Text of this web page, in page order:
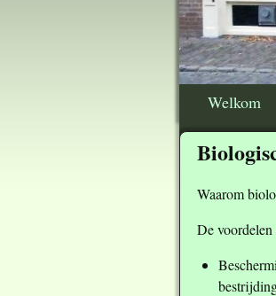
Welkom
Waarom
De